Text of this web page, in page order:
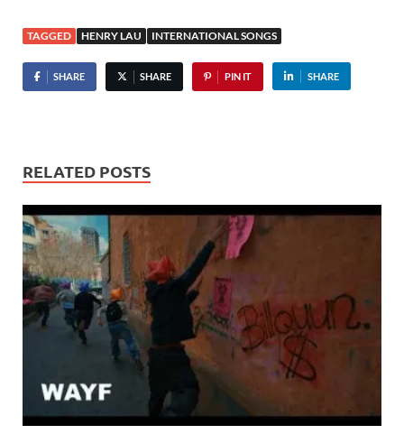
TAGGED HENRY LAU INTERNATIONAL SONGS
SHARE SHARE PIN IT SHARE
RELATED POSTS